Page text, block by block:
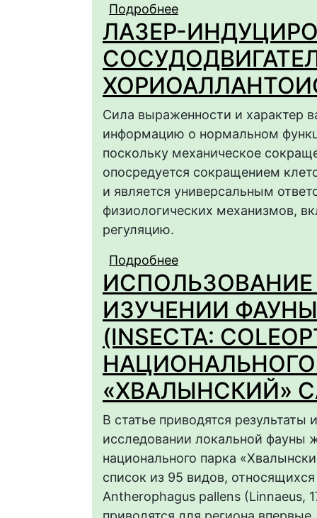
Подробнее
ОВСА ПОСЕВНОГО
ЛАЗЕР-
Сила выраженности и характер
информацию о нормальном
поскольку механическое
опосредуется сокращением
и является универсальным
физиологических механизмов,
регуляцию.
Подробнее
НА
ИЗУЧЕНИИ
(INSECTA:
«ХВАЛЫНСКИЙ»
В статье приводятся
исследовании локальной фауны
национального парка
список из 95 видов,
Antherophagus pallens (Linnaeus,